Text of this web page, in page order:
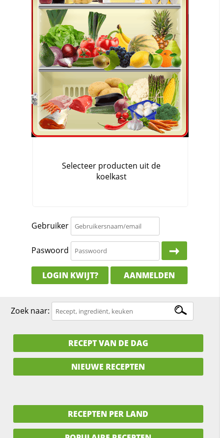
Gebruiker
Paswoord
LOGIN KWIJT? AANMELDEN
Zoek naar:
RECEPT VAN DE DAG
NIEUWE RECEPTEN
RECEPTEN PER LAND